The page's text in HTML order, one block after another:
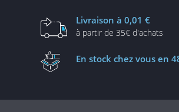
Livraison à 0,01 €
à partir de 35€ d'achats
En stock chez vous en